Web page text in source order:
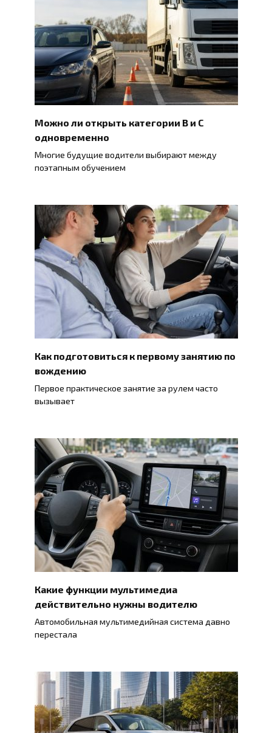
Можно ли открыть категории B и C
одновременно
Многие будущие водители выбирают между
поэтапным обучением
Как подготовиться к первому занятию по
вождению
Первое практическое занятие за рулем часто
вызывает
Какие функции мультимедиа
действительно нужны водителю
Автомобильная мультимедийная система давно
перестала